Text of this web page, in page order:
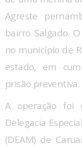
Agreste
bairro Salgado.
no município de
estado, em
prisão preventiva.
A operação foi
Delegacia
(DEAM) de